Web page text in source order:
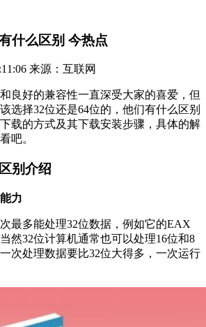
什么区别 今热点
来源：互联网
良好的兼容性一直深受大家的喜爱，但
选择32位还是64位的，他们有什么区别
载的方式及其下载安装步骤，具体的解
吧。
别介绍
力
最多能处理32位数据，例如它的EAX
然32位计算机通常也可以处理16位和8
次处理数据要比32位大得多，一次运行